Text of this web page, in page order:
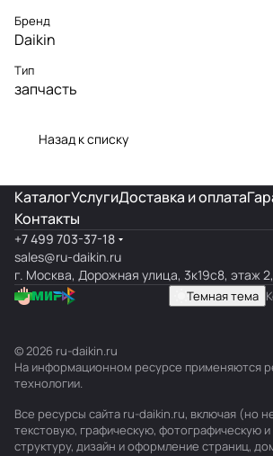
Бренд
Daikin
Тип
запчасть
Назад к списку
КаталогУслугиДоставка и оплата
Контакты
+7 499 703-37-18
sales@ru-daikin.ru
г. Москва, Дорожная улица, 3к19с8, этаж
Темная тема
© 2026 ru-daikin.ru
На информационном ресурсе применяются
технологии.
Все ресурсы сайта ru-daikin.ru, включая (но
текстовую, графическую, фотографическую
структуру, дизайн и оформление страниц,